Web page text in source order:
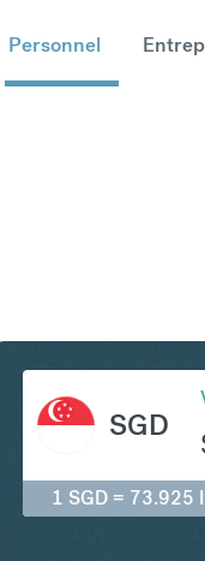
Personnel
SGD
1 SGD = 73.925